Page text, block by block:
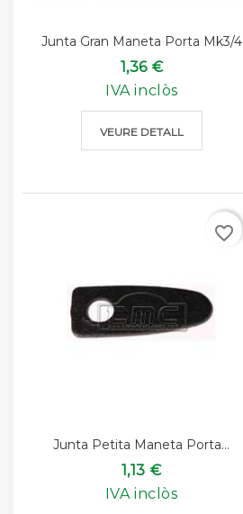
Junta Gran Maneta Porta Mk3/4
1,36 €
IVA inclòs
VEURE DETALL
Junta Petita Maneta Porta...
1,13 €
IVA inclòs
favorite_border